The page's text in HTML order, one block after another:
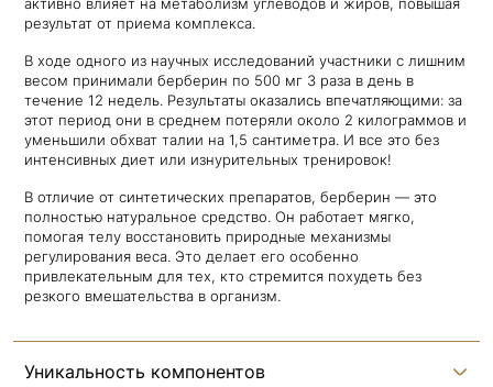
результат от приема комплекса.
В ходе одного из научных исследований участники с лишним
весом принимали берберин по 500 мг 3 раза в день в
течение 12 недель. Результаты оказались впечатляющими: за
этот период они в среднем потеряли около 2 килограммов и
уменьшили обхват талии на 1,5 сантиметра. И все это без
интенсивных диет или изнурительных тренировок!
В отличие от синтетических препаратов, берберин — это
полностью натуральное средство. Он работает мягко,
помогая телу восстановить природные механизмы
регулирования веса. Это делает его особенно
привлекательным для тех, кто стремится похудеть без
резкого вмешательства в организм.
Уникальность компонентов